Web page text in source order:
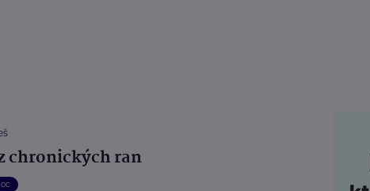
chronických ran